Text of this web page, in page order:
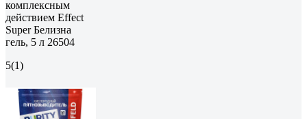
комплексным
действием Effect
Super Белизна
гель, 5 л 26504
5(1)